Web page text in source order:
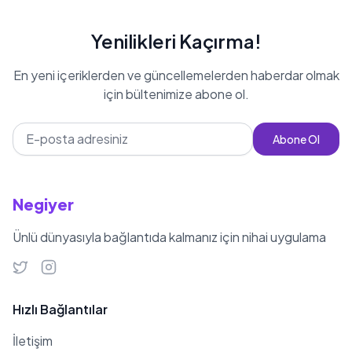
ise İtalya'nın Napoli şehrine
dayanmaktadır. Dybala'nın
ailesinde, annesi Alicia de Dybala ve
babası Adolfo Dybala
bulunmaktadır. Babasını 15 yaşında
pankreas kanseri nedeniyle
dönemlerde, özellikle İtalya'nın
Roma takımında forma giyen Cengiz
Ünder ile kıyaslanmakta ve
gelmektedir. Dybala'nın burcu
Yenilikleri Kaçırma!
En yeni içeriklerden ve güncellemelerden haberdar olmak
için bültenimize abone ol.
Abone Ol
Negiyer
Ünlü dünyasıyla bağlantıda kalmanız için nihai uygulama
Hızlı Bağlantılar
İletişim